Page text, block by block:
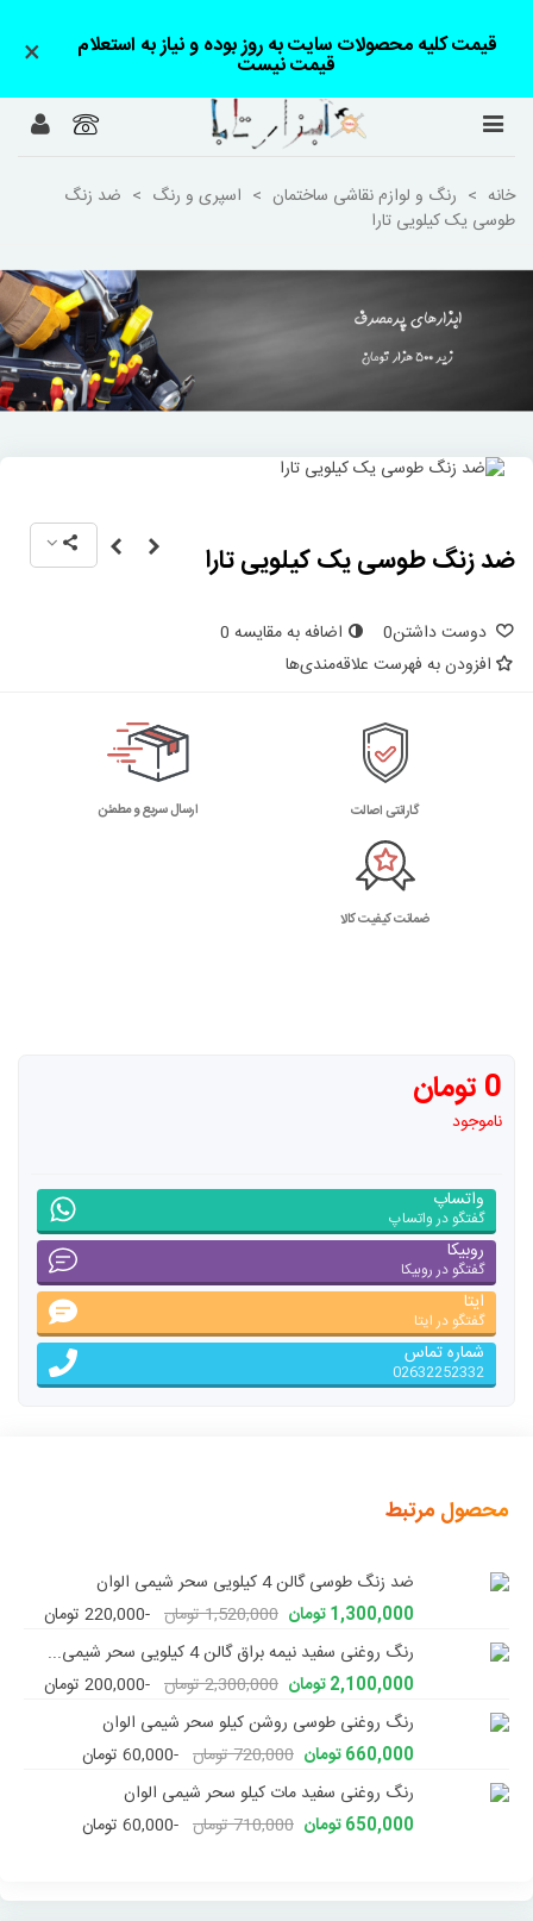
قیمت کلیه محصولات سایت به روز بوده و نیاز به استعلام
قیمت نیست ×
خانه > رنگ و لوازم نقاشی ساختمان > اسپری و رنگ > ضد زنگ
طوسی یک کیلویی تارا
ضد زنگ طوسی یک کیلویی تارا
دوست داشتن0 اضافه به مقایسه 0
افزودن به فهرست علاقه‌مندی‌ها
گارانتی اصالت ارسال سریع و مطمئن
ضمانت کیفیت کالا
0 تومان
ناموجود
واتساپ
گفتگو در واتساپ
روبیکا
گفتگو در روبیکا
ایتا
گفتگو در ایتا
شماره تماس
02632252332
محصول مرتبط
ضد زنگ طوسی گالن 4 کیلویی سحر شیمی الوان
1,300,000 تومان
1,520,000 تومان
-220,000 تومان
رنگ روغنی سفید نیمه براق گالن 4 کیلویی سحر شیمی...
2,100,000 تومان
2,300,000 تومان
-200,000 تومان
رنگ روغنی طوسی روشن کیلو سحر شیمی الوان
660,000 تومان
720,000 تومان
-60,000 تومان
رنگ روغنی سفید مات کیلو سحر شیمی الوان
650,000 تومان
710,000 تومان -60,000 تومان